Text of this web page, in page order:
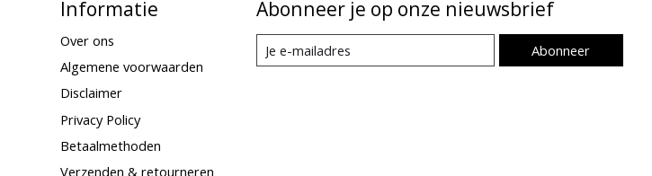
Informatie
Over ons
Algemene voorwaarden
Disclaimer
Privacy Policy
Betaalmethoden
Verzenden & retourneren
Abonneer je op onze nieuwsbrief
Abonneer